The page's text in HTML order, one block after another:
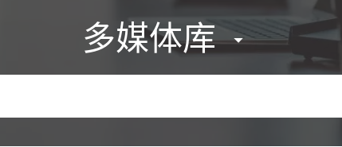
多媒体库